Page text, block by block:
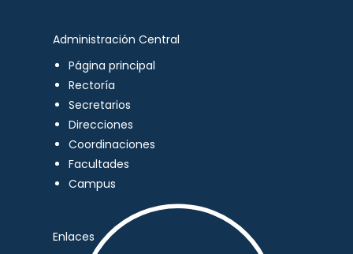
Administración Central
Página principal
Rectoría
Secretarios
Direcciones
Coordinaciones
Facultades
Campus
Enlaces